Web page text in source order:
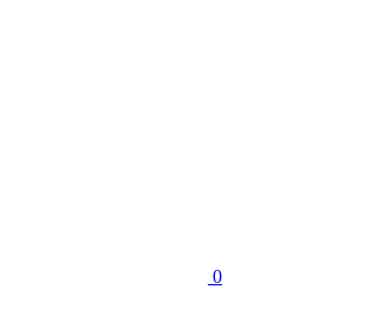
0